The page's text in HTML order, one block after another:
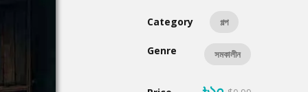
Category গল্প
Genre সমকালীন